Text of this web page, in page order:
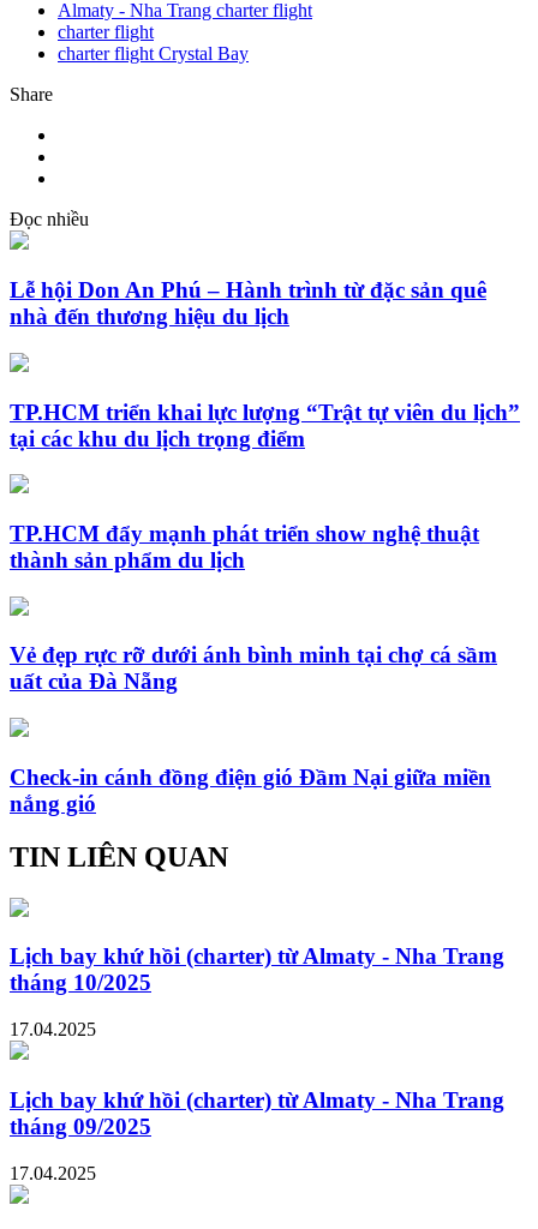
Almaty - Nha Trang charter flight
charter flight
charter flight Crystal Bay
Share
Đọc nhiều
Lễ hội Don An Phú – Hành trình từ đặc sản quê
nhà đến thương hiệu du lịch
TP.HCM triển khai lực lượng “Trật tự viên du lịch”
tại các khu du lịch trọng điểm
TP.HCM đẩy mạnh phát triển show nghệ thuật
thành sản phẩm du lịch
Vẻ đẹp rực rỡ dưới ánh bình minh tại chợ cá sầm
uất của Đà Nẵng
Check-in cánh đồng điện gió Đầm Nại giữa miền
nắng gió
TIN LIÊN QUAN
Lịch bay khứ hồi (charter) từ Almaty - Nha Trang
tháng 10/2025
17.04.2025
Lịch bay khứ hồi (charter) từ Almaty - Nha Trang
tháng 09/2025
17.04.2025